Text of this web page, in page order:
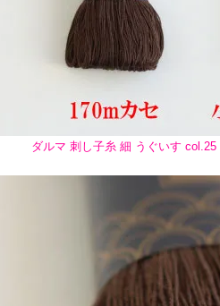
ダルマ 刺し子糸 細 うぐいす